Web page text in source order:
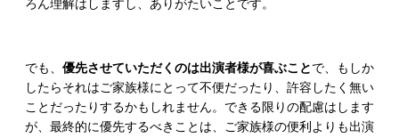
ろん理解はしますし、ありがたいことです。
でも、 優先させていただくのは出演者様が喜ぶことで、もしか
したらそれはご家族様にとって不便だったり、許容したく無い
ことだったりするかもしれません。できる限りの配慮はします
が、最終的に優先するべきことは、ご家族様の便利よりも出演